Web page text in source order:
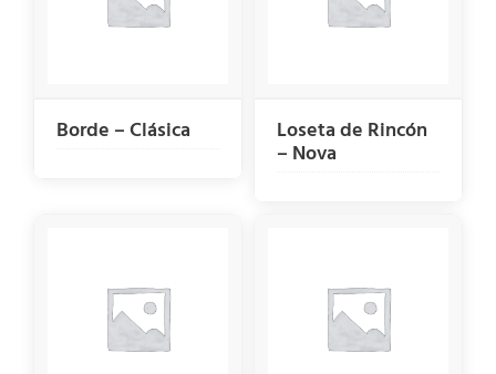
Borde – Clásica Loseta de Rincón
– Nova